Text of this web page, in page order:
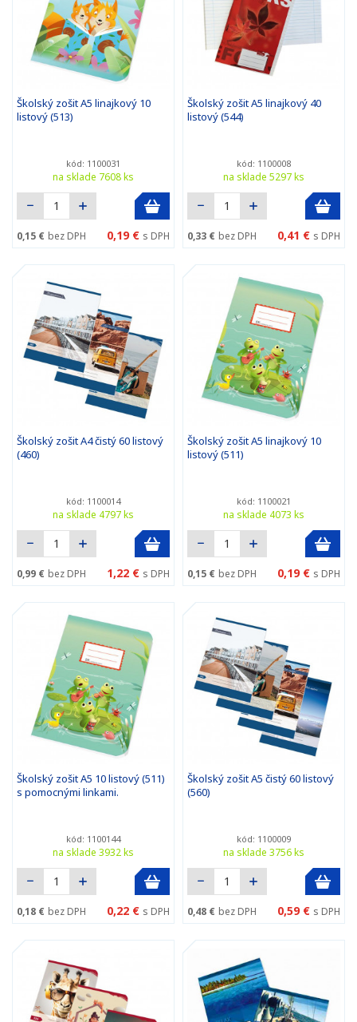
Školský zošit A5 linajkový 10
listový (513)
kód: 1100031
na sklade 7608 ks
0,15 € bez DPH 0,19 € s DPH
Školský zošit A5 linajkový 40
listový (544)
kód: 1100008
na sklade 5297 ks
0,33 € bez DPH 0,41 € s DPH
Školský zošit A4 čistý 60 listový
(460)
kód: 1100014
na sklade 4797 ks
0,99 € bez DPH 1,22 € s DPH
Školský zošit A5 linajkový 10
listový (511)
kód: 1100021
na sklade 4073 ks
0,15 € bez DPH 0,19 € s DPH
Školský zošit A5 10 listový (511)
s pomocnými linkami.
kód: 1100144
na sklade 3932 ks
0,18 € bez DPH 0,22 € s DPH
Školský zošit A5 čistý 60 listový
(560)
kód: 1100009
na sklade 3756 ks
0,48 € bez DPH 0,59 € s DPH